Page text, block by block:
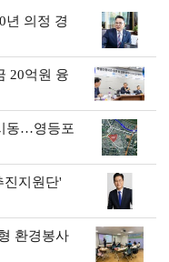
년 의정 경
20억원 융
동…영등포
진지원단'
환경봉사